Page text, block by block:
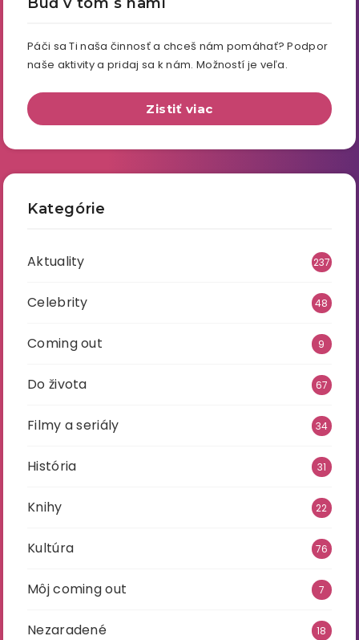
Páči sa Ti naša činnosť a chceš nám pomáhať? Podpor
naše aktivity a pridaj sa k nám. Možností je veľa.
Zistiť viac
Kategórie
Aktuality 237
Celebrity 48
Coming out 9
Do života 67
Filmy a seriály 34
História 31
Knihy 22
Kultúra 76
Môj coming out 7
Nezaradené 18